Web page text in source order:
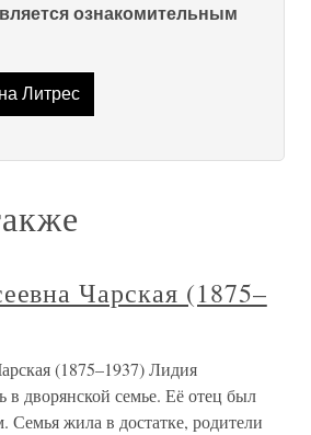
ознакомительным
Литрес
Чарская (1875–
(1875–1937) Лидия
в дворянской семье. Её отец был
жила в достатке, родители